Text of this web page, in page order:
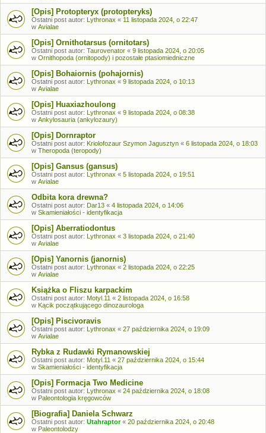
[Opis] Protopteryx (protopteryks)
Ostatni post autor: Lythronax « 11 listopada 2024, o 22:47
w Avialae
[Opis] Ornithotarsus (ornitotars)
Ostatni post autor: Taurovenator « 9 listopada 2024, o 20:05
w Ornithopoda (ornitopody) i pozostałe ptasiomiedniczne
[Opis] Bohaiornis (pohajornis)
Ostatni post autor: Lythronax « 9 listopada 2024, o 10:13
w Avialae
[Opis] Huaxiazhoulong
Ostatni post autor: Lythronax « 9 listopada 2024, o 08:38
w Ankylosauria (ankylozaury)
[Opis] Dornraptor
Ostatni post autor: Kriolofozaur Szymon Jagusztyn « 6 listopada 2024, o 18:03
w Theropoda (teropody)
[Opis] Gansus (gansus)
Ostatni post autor: Lythronax « 5 listopada 2024, o 19:51
w Avialae
Odbita kora drewna?
Ostatni post autor: Dar13 « 4 listopada 2024, o 14:06
w Skamieniałości - identyfikacja
[Opis] Aberratiodontus
Ostatni post autor: Lythronax « 3 listopada 2024, o 21:40
w Avialae
[Opis] Yanornis (janornis)
Ostatni post autor: Lythronax « 2 listopada 2024, o 22:25
w Avialae
Książka o Fliszu karpackim
Ostatni post autor: Motyl.11 « 2 listopada 2024, o 16:58
w Kącik początkującego dinozaurologa
[Opis] Piscivoravis
Ostatni post autor: Lythronax « 27 października 2024, o 19:09
w Avialae
Rybka z Rudawki Rymanowskiej
Ostatni post autor: Motyl.11 « 27 października 2024, o 15:44
w Skamieniałości - identyfikacja
[Opis] Formacja Two Medicine
Ostatni post autor: Lythronax « 24 października 2024, o 18:08
w Paleontologia kręgowców
[Biografia] Daniela Schwarz
Ostatni post autor: Utahraptor« 20 października 2024, o 20:48
w Paleontolodzy